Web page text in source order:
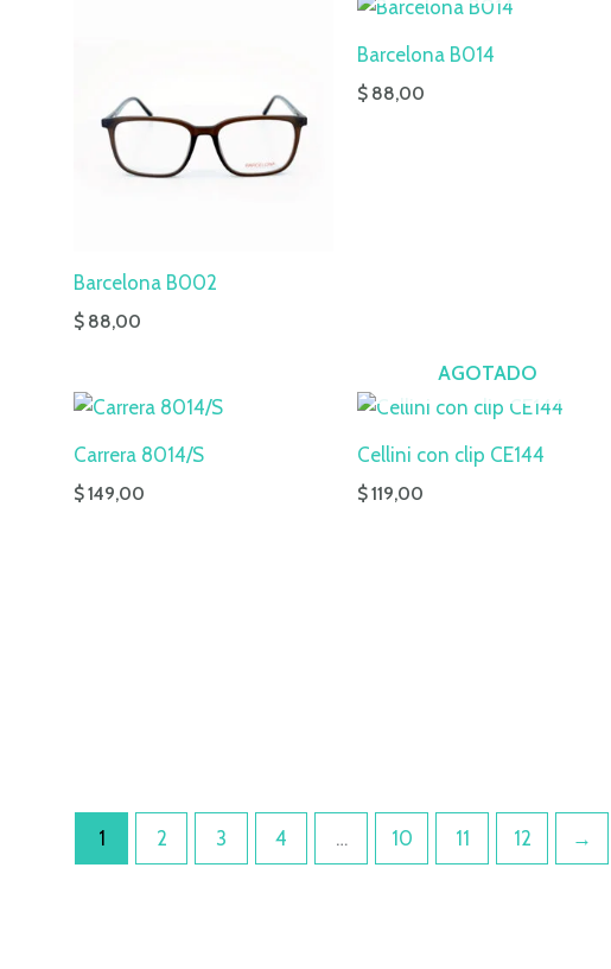
Barcelona B002
$ 88,00
Barcelona B014
$ 88,00
Carrera 8014/S
$149,00
AGOTADO
Cellini con clip CE144
$119,00
1 2 3 4 … 10 11 12 →